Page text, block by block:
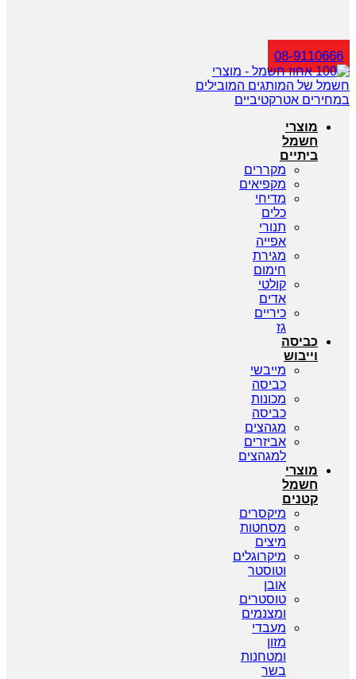
חיפוש
08-9110666
מוצרי
חשמל
ביתיים
מקררים
מקפיאים
מדיחי
כלים
תנורי
אפייה
מגירת
חימום
קולטי
אדים
כיריים
גז
כביסה
וייבוש
מייבשי
כביסה
מכונות
כביסה
מגהצים
אביזרים
למגהצים
מוצרי
חשמל
קטנים
מיקסרים
מסחטות
מיצים
מיקרוגלים
וטוסטר
אובן
טוסטרים
ומצנמים
מעבדי
מזון
ומטחנות
בשר